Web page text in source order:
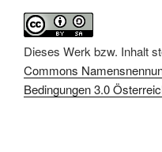
Dieses Werk bzw. Inhalt
Commons
Bedingungen 3.0